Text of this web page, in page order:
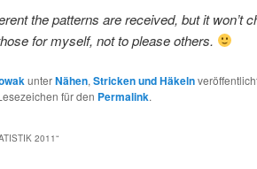
the patterns are received, but it won’t
for myself, not to please others.
unterNähen, Stricken und Häkeln
für den Permalink.
2011“